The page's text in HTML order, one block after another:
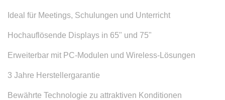
Ideal für Meetings, Schulungen und Unterricht
Hochauflösende Displays in 65" und 75"
Erweiterbar mit PC-Modulen und Wireless-Lösungen
3 Jahre Herstellergarantie
Bewährte Technologie zu attraktiven Konditionen